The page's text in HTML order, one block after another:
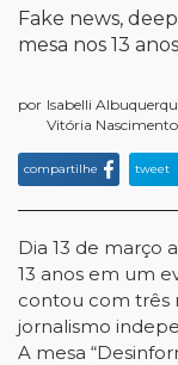
Fake news,
mesa nos 13
por Isabelli
Vitória Nascimento
compartilhe tweet
Dia 13 de março
13 anos em um
contou com três
jornalismo
A mesa